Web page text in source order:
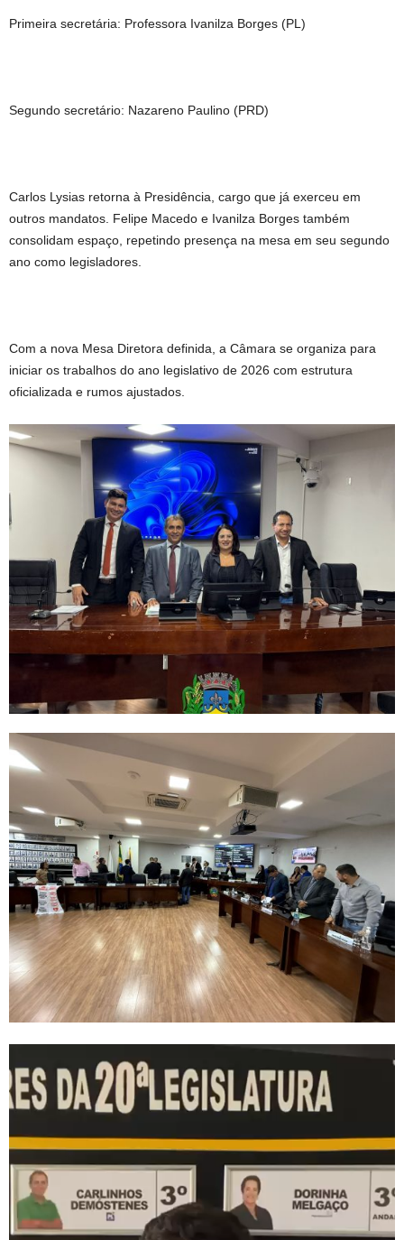
Primeira secretária: Professora Ivanilza Borges (PL)
Segundo secretário: Nazareno Paulino (PRD)
Carlos Lysias retorna à Presidência, cargo que já exerceu em
outros mandatos. Felipe Macedo e Ivanilza Borges também
consolidam espaço, repetindo presença na mesa em seu segundo
ano como legisladores.
Com a nova Mesa Diretora definida, a Câmara se organiza para
iniciar os trabalhos do ano legislativo de 2026 com estrutura
oficializada e rumos ajustados.
de
vídeo